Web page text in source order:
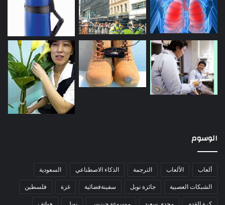
الوسوم
ألعاب الألعاب الترجمة الذكاء الاصطناعي السعودية
الشبكات العصبية جائزة نوبل سفينةفضائية غزة فلسطين